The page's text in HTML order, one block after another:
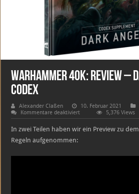
Warhammer 40k: Review –
Codex
Alexander Claßen 10. Februar 2021
Kommentare deaktiviertfür
Warhammer
Review
9th
5,376 Views
In zwei Teilen haben wir ein Preview zu
Regeln aufgenommen: